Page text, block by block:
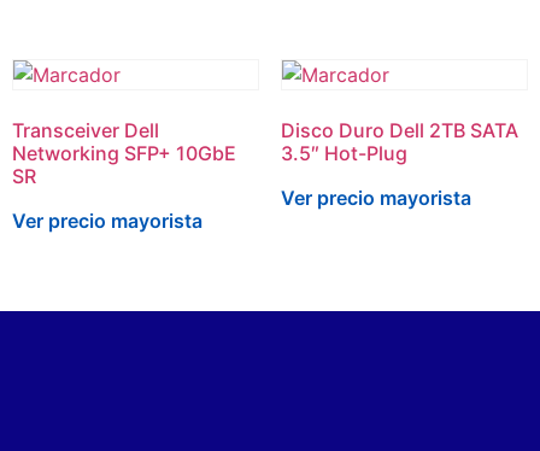
Transceiver Dell
Networking SFP+ 10GbE
SR
Ver precio mayorista
Disco Duro Dell 2TB SATA
3.5″ Hot-Plug
Ver precio mayorista